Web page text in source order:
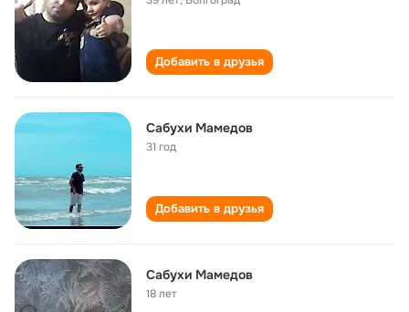
Добавить в друзья
Сабухи Мамедов
31 год
Добавить в друзья
Сабухи Мамедов
18 лет